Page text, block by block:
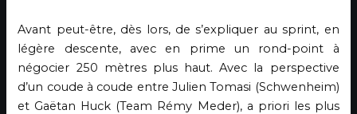
Avant peut-être, dès lors, de s’expliquer au sprint, en
légère descente, avec en prime un rond-point à
négocier 250 mètres plus haut. Avec la perspective
d’un coude à coude entre Julien Tomasi (Schwenheim)
et Gaëtan Huck (Team Rémy Meder), a priori les plus